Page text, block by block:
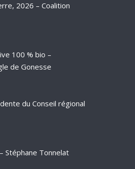
2026 – Coalition
100 % bio –
de Gonesse
du Conseil régional
Stéphane Tonnelat